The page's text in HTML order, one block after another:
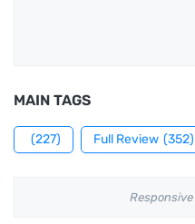
MAIN TAGS
(227) Full Review (352)